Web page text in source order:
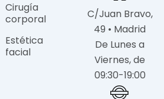
Cirugía
corporal
Estética
facial
C/Juan Bravo,
49 • Madrid
De Lunes a
Viernes, de
09:30-19:00